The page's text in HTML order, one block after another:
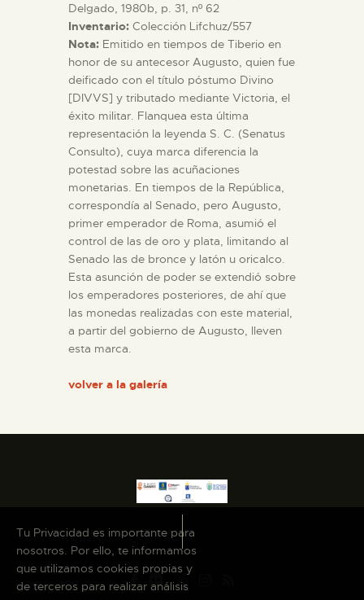
Delgado, 1980b, p. 31, nº 62
Inventario: Colección Lifchuz/557
Nota: Emitido en tiempos de Tiberio en
honor de su antecesor Augusto, quien fue
deificado con el título póstumo Divino
[DIVVS] y tributado mediante Victoria, el
éxito militar. Flanquea esta última
representación la leyenda S. C. (Senatus
Consulto), cuya marca diferencia la
potestad sobre las acuñaciones
monetarias. En tiempos de la República,
correspondía al Senado, pero Augusto,
primer emperador de Roma, asumió el
control de las de oro y plata, limitando al
Senado las de bronce y latón u oricalco.
Esta asunción de poder se extendió sobre
los emperadores posteriores, de ahí que
las monedas realizadas con este material,
a partir del gobierno de Augusto, lleven
esta marca.
volver a la galería
Tu Privacidad es importante para
nosotros. Por ello, te informamos
que utilizamos cookies propias y
de terceros para realizar análisis